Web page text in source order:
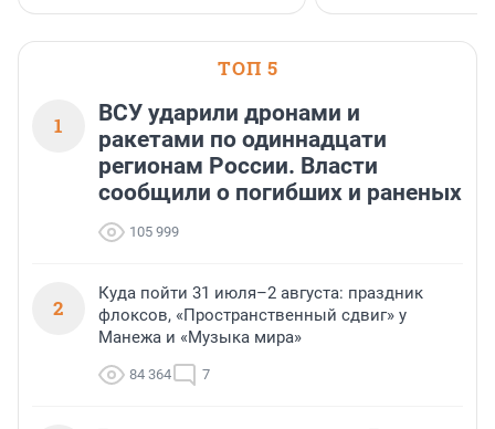
застройщик
области».
ТОП 5
1
ВСУ ударили дронами и
ракетами по одиннадцати
регионам России. Власти
сообщили о погибших и раненых
105 999
2
Куда пойти 31 июля–2 августа: праздник
флоксов, «Пространственный сдвиг» у
Манежа и «Музыка мира»
84 364 7